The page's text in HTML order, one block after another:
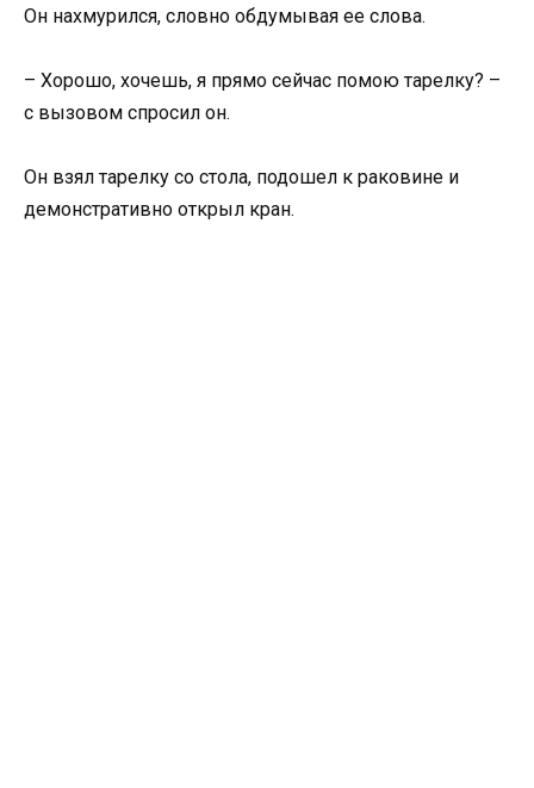
Он нахмурился, словно обдумывая ее слова.
– Хорошо, хочешь, я прямо сейчас помою тарелку? –
с вызовом спросил он.
Он взял тарелку со стола, подошел к раковине и
демонстративно открыл кран.